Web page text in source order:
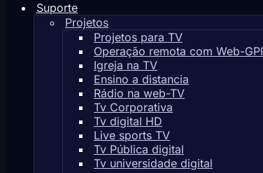
Suporte
Projetos
Projetos para TV
Operação remota com Web-GPI
Igreja na TV
Ensino a distancia
Rádio na web-TV
Tv Corporativa
Tv digital HD
Live sports TV
Tv Pública digital
Tv universidade digital